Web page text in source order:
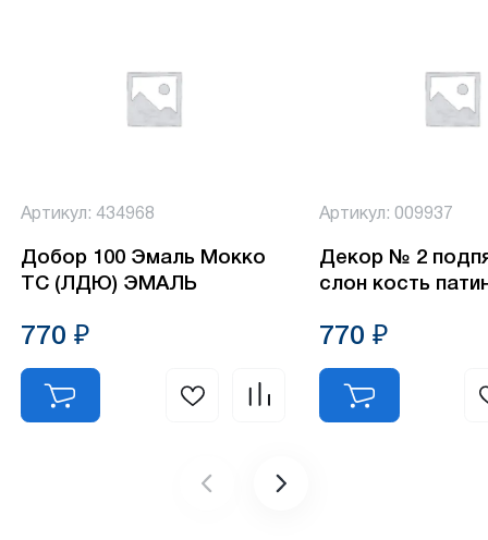
Артикул: 434968
Добор 100 Эмаль Мокко
ТС (ЛДЮ) ЭМАЛЬ
770 ₽
Артикул: 009937
Декор № 2
слон кость
770 ₽